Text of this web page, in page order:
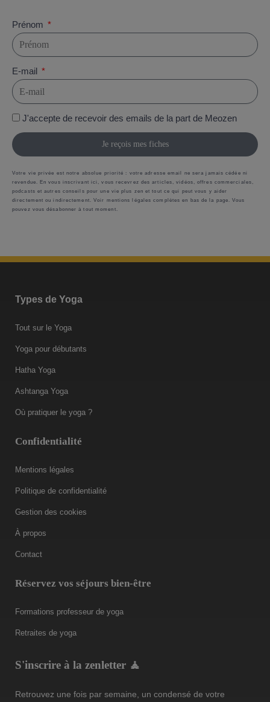
Prénom
E-mail
J'accepte de recevoir des emails de la part de Meozen
Je reçois mes fiches
Votre vie privée est notre absolue priorité : votre adresse email ne sera jamais cédée ni
revendue. En vous inscrivant ici, vous recevrez des articles, vidéos, offres commerciales,
podcasts et autres conseils pour une vie plus zen et tout ce qui peut vous y aider
directement ou indirectement. Voir mentions légales complètes en bas de la page. Vous
pouvez vous désabonner à tout moment.
Types de Yoga
Tout sur le Yoga
Yoga pour débutants
Hatha Yoga
Ashtanga Yoga
Où pratiquer le yoga ?
Confidentialité
Mentions légales
Politique de confidentialité
Gestion des cookies
À propos
Contact
Réservez vos séjours bien-être
Formations professeur de yoga
Retraites de yoga
S'inscrire à la zenletter 🧘
Retrouvez une fois par semaine, un condensé de votre